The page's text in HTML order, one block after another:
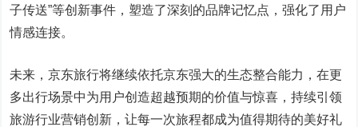
子传送”等创新事件，塑造了深刻的品牌记忆点，强化了用户
情感连接。
未来，京东旅行将继续依托京东强大的生态整合能力，在更
多出行场景中为用户创造超越预期的价值与惊喜，持续引领
旅游行业营销创新，让每一次旅程都成为值得期待的美好礼